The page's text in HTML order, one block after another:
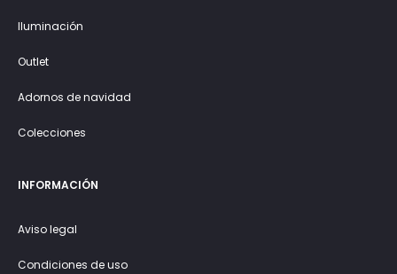
Iluminación
Outlet
Adornos de navidad
Colecciones
INFORMACIÓN
Aviso legal
Condiciones de uso